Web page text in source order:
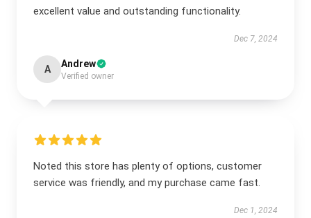
excellent value and outstanding functionality.
Dec 7, 2024
A Andrew
Verified owner
Noted this store has plenty of options, customer
service was friendly, and my purchase came fast.
Dec 1, 2024